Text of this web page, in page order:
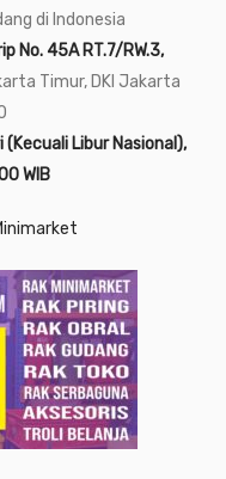
di Indonesia
No. 45A RT.7/RW.3,
Timur, DKI Jakarta
(Kecuali Libur Nasional),
WIB